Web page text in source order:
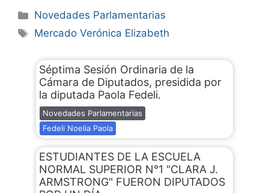
Novedades Parlamentarias
Mercado Verónica Elizabeth
Séptima Sesión Ordinaria de la
Cámara de Diputados, presidida por
la diputada Paola Fedeli.
Novedades Parlamentarias
Fedeli Noelia Paola
ESTUDIANTES DE LA ESCUELA
NORMAL SUPERIOR N°1 "CLARA J.
ARMSTRONG" FUERON DIPUTADOS